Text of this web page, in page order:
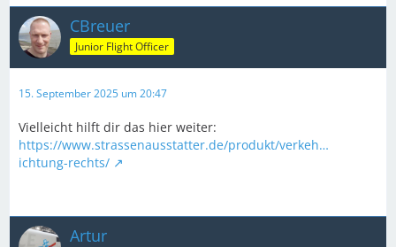
CBreuer
Junior Flight Officer
15. September 2025 um 20:47
Vielleicht hilft dir das hier weiter:
https://www.strassenausstatter.de/produkt/verkeh…
ichtung-rechts/
Artur